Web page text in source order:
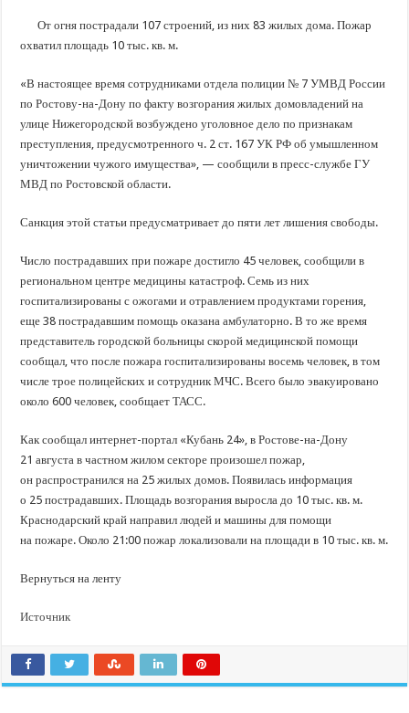
Важные правила обращения в вашу страховую компанию
Стартовал прием заявок на 20-й юбилейный молодежный форум «Регион 93»
От огня пострадали 107 строений, из них 83 жилых дома. Пожар
охватил площадь 10 тыс. кв. м.
«В настоящее время сотрудниками отдела полиции № 7 УМВД России
по Ростову-на-Дону по факту возгорания жилых домовладений на
улице Нижегородской возбуждено уголовное дело по признакам
преступления, предусмотренного ч. 2 ст. 167 УК РФ об умышленном
уничтожении чужого имущества», — сообщили в пресс-службе ГУ
МВД по Ростовской области.
Санкция этой статьи предусматривает до пяти лет лишения свободы.
Число пострадавших при пожаре достигло 45 человек, сообщили в
региональном центре медицины катастроф. Семь из них
госпитализированы с ожогами и отравлением продуктами горения,
еще 38 пострадавшим помощь оказана амбулаторно. В то же время
представитель городской больницы скорой медицинской помощи
сообщал, что после пожара госпитализированы восемь человек, в том
числе трое полицейских и сотрудник МЧС. Всего было эвакуировано
около 600 человек, сообщает ТАСС.
Как сообщал интернет-портал «Кубань 24», в Ростове-на-Дону
21 августа в частном жилом секторе произошел пожар,
он распространился на 25 жилых домов. Появилась информация
о 25 пострадавших. Площадь возгорания выросла до 10 тыс. кв. м.
Краснодарский край направил людей и машины для помощи
на пожаре. Около 21:00 пожар локализовали на площади в 10 тыс. кв. м.
Вернуться на ленту
Источник